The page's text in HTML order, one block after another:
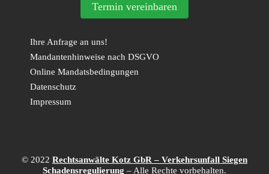
Termin vereinbaren
Ihre Anfrage an uns!
Mandantenhinweise nach DSGVO
Online Mandatsbedingungen
Datenschutz
Impressum
© 2022 Rechtsanwälte Kotz GbR – Verkehrsunfall Siegen
Schadensregulierung – Alle Rechte vorbehalten.